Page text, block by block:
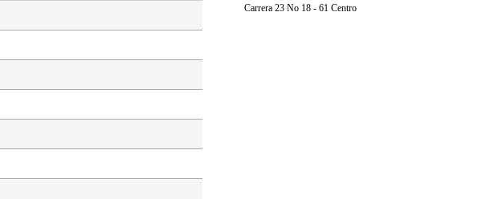
Carrera 23 No 18 - 61 Centro